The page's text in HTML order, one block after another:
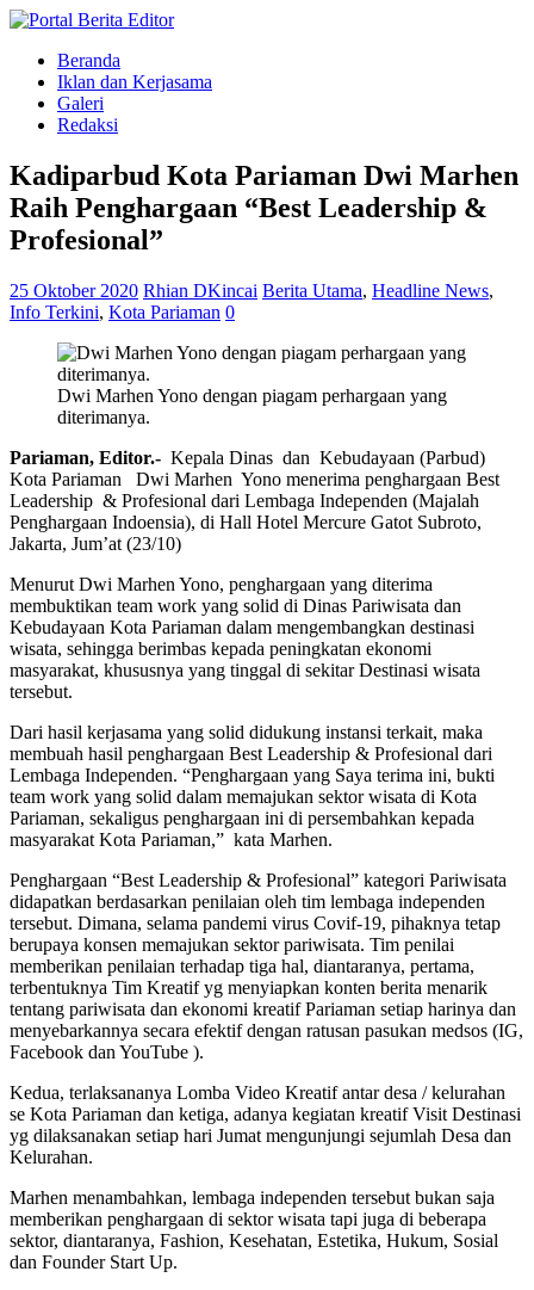
Beranda
Iklan dan Kerjasama
Galeri
Redaksi
Kadiparbud Kota Pariaman Dwi Marhen
Raih Penghargaan “Best Leadership &
Profesional”
25 Oktober 2020 Rhian DKincai Berita Utama, Headline News,
Info Terkini, Kota Pariaman 0
Dwi Marhen Yono dengan piagam perhargaan yang
diterimanya.
Pariaman, Editor.- Kepala Dinas dan Kebudayaan (Parbud)
Kota Pariaman Dwi Marhen Yono menerima penghargaan Best
Leadership & Profesional dari Lembaga Independen (Majalah
Penghargaan Indoensia), di Hall Hotel Mercure Gatot Subroto,
Jakarta, Jum’at (23/10)
Menurut Dwi Marhen Yono, penghargaan yang diterima
membuktikan team work yang solid di Dinas Pariwisata dan
Kebudayaan Kota Pariaman dalam mengembangkan destinasi
wisata, sehingga berimbas kepada peningkatan ekonomi
masyarakat, khususnya yang tinggal di sekitar Destinasi wisata
tersebut.
Dari hasil kerjasama yang solid didukung instansi terkait, maka
membuah hasil penghargaan Best Leadership & Profesional dari
Lembaga Independen. “Penghargaan yang Saya terima ini, bukti
team work yang solid dalam memajukan sektor wisata di Kota
Pariaman, sekaligus penghargaan ini di persembahkan kepada
masyarakat Kota Pariaman,” kata Marhen.
Penghargaan “Best Leadership & Profesional” kategori Pariwisata
didapatkan berdasarkan penilaian oleh tim lembaga independen
tersebut. Dimana, selama pandemi virus Covif-19, pihaknya tetap
berupaya konsen memajukan sektor pariwisata. Tim penilai
memberikan penilaian terhadap tiga hal, diantaranya, pertama,
terbentuknya Tim Kreatif yg menyiapkan konten berita menarik
tentang pariwisata dan ekonomi kreatif Pariaman setiap harinya dan
menyebarkannya secara efektif dengan ratusan pasukan medsos (IG,
Facebook dan YouTube ).
Kedua, terlaksananya Lomba Video Kreatif antar desa / kelurahan
se Kota Pariaman dan ketiga, adanya kegiatan kreatif Visit Destinasi
yg dilaksanakan setiap hari Jumat mengunjungi sejumlah Desa dan
Kelurahan.
Marhen menambahkan, lembaga independen tersebut bukan saja
memberikan penghargaan di sektor wisata tapi juga di beberapa
sektor, diantaranya, Fashion, Kesehatan, Estetika, Hukum, Sosial
dan Founder Start Up.